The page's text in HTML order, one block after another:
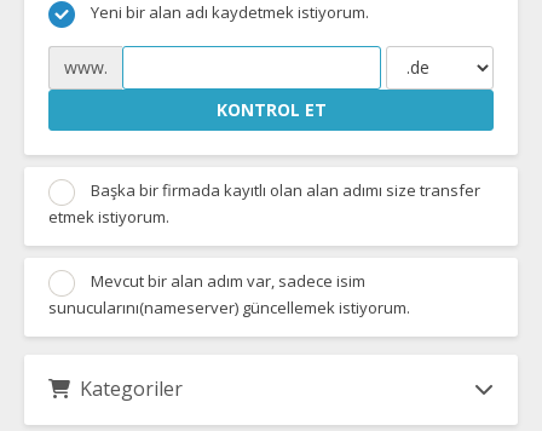
Yeni bir alan adı kaydetmek istiyorum.
www.
KONTROL ET
Başka bir firmada kayıtlı olan alan adımı size transfer
etmek istiyorum.
Mevcut bir alan adım var, sadece isim
sunucularını(nameserver) güncellemek istiyorum.
Kategoriler